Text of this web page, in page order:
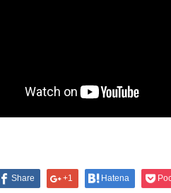
Share +1 Hatena